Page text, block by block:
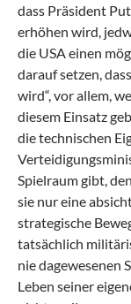
dass Präsident
erhöhen wird,
die USA einen
darauf setzen,
wird“, vor allem,
diesem Einsatz
die technischen
Spielraum gibt,
sie nur eine
strategische
tatsächlich
nie dagewesenen
Leben seiner